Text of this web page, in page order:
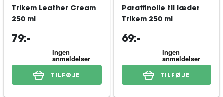
Trikem Leather Cream
250 ml
79:-
TILFØJE
Paraffinolie til læder
Trikem 250 ml
69:-
TILFØJE